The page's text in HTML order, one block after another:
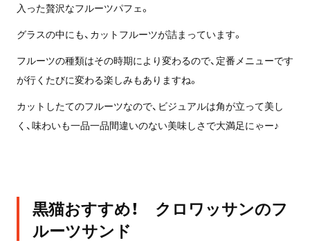
入った贅沢なフルーツパフェ。
グラスの中にも、カットフルーツが詰まっています。
フルーツの種類はその時期により変わるので、定番メニューです
が行くたびに変わる楽しみもありますね。
カットしたてのフルーツなので、ビジュアルは角が立って美し
く、味わいも一品一品間違いのない美味しさで大満足にゃー♪
黒猫おすすめ！ クロワッサンのフ
ルーツサンド